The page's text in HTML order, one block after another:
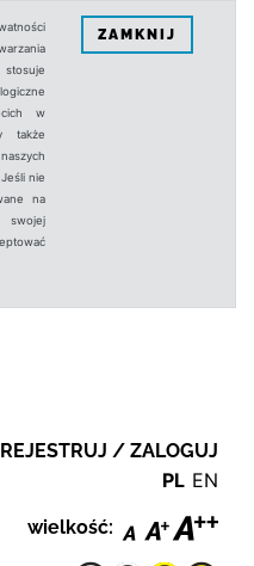
w
także
nie
na
ZAMKNIJ
/ ZALOGUJ
PL EN
wielkość: